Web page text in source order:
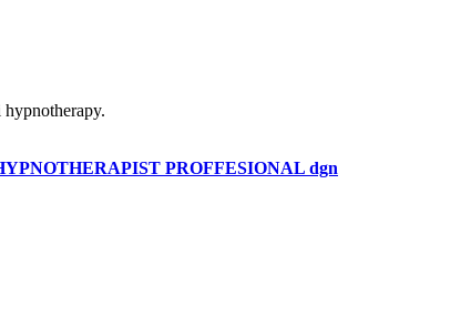
PROFFESIONAL dgn